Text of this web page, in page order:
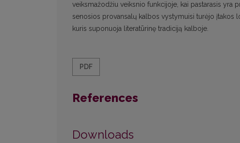
veiksmažodžiu veiksnio funkcijoje, kai pastarasis yra
senosios provansalų kalbos vystymuisi turėjo įtakos
kuris suponuoja literatūrinę tradiciją kalboje.
PDF
References
Downloads